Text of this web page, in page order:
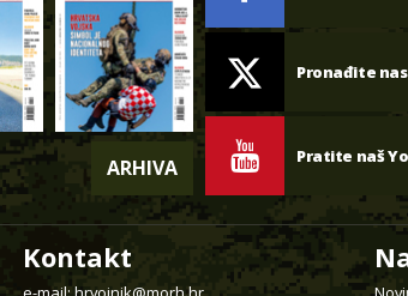
ARHIVA
Pronađite
Pratite naš
Kontakt